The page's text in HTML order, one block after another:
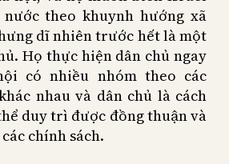
theo khuynh hướng xã
dĩ nhiên trước hết là một
Họ thực hiện dân chủ ngay
có nhiều nhóm theo các
nhau và dân chủ là cách
duy trì được đồng thuận và
chính sách.